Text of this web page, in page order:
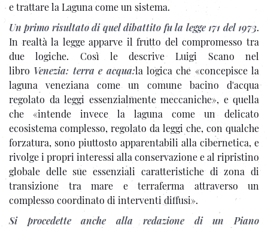
e trattare la Laguna come un sistema.
Un primo risultato di quel dibattito fu la legge 171 del 1973.
In realtà la legge apparve il frutto del compromesso tra
due logiche. Così le descrive Luigi Scano nel
libro Venezia: terra e acqua:la logica che «concepisce la
laguna veneziana come un comune bacino d'acqua
regolato da leggi essenzialmente meccaniche», e quella
che «intende invece la laguna come un delicato
ecosistema complesso, regolato da leggi che, con qualche
forzatura, sono piuttosto apparentabili alla cibernetica, e
rivolge i propri interessi alla conservazione e al ripristino
globale delle sue essenziali caratteristiche di zona di
transizione tra mare e terraferma attraverso un
complesso coordinato di interventi diffusi».
Si procedette anche alla redazione di un Piano